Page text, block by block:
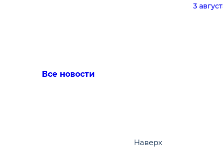
3
Все новости
Наверх